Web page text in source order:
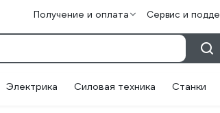
Получение и оплата Сервис и
Электрика Силовая техника Станки